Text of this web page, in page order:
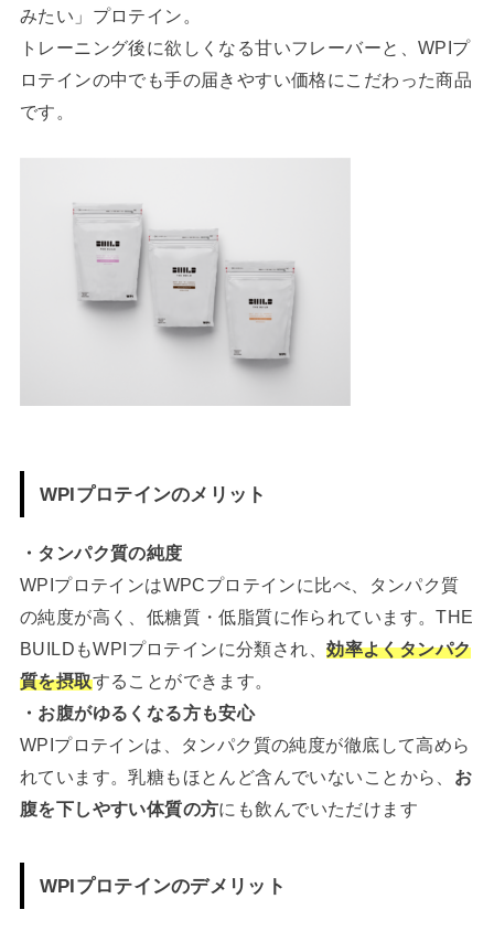
みたい」プロテイン。
トレーニング後に欲しくなる甘いフレーバーと、WPIプ
ロテインの中でも手の届きやすい価格にこだわった商品
です。
WPIプロテインのメリット
・タンパク質の純度
WPIプロテインはWPCプロテインに比べ、タンパク質
の純度が高く、低糖質・低脂質に作られています。THE
BUILDもWPIプロテインに分類され、効率よくタンパク
質を摂取することができます。
・お腹がゆるくなる方も安心
WPIプロテインは、タンパク質の純度が徹底して高めら
れています。乳糖もほとんど含んでいないことから、 お
腹を下しやすい体質の方にも飲んでいただけます
WPIプロテインのデメリット